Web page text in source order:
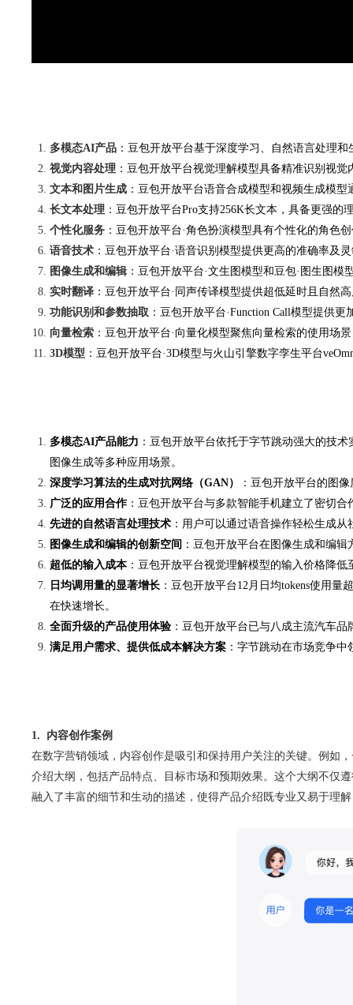
多模态AI产品 ：豆包开放平台基于深度学习、自然语言处理
视觉内容处理 ：豆包开放平台视觉理解模型具备精准识别视
文本和图片生成 ：豆包开放平台语音合成模型和视频生成模
长文本处理 ：豆包开放平台Pro支持256K长文本，具备更强
个性化服务 ：豆包开放平台·角色扮演模型具有个性化的角色
语音技术 ：豆包开放平台·语音识别模型提供更高的准确率及
图像生成和编辑 ：豆包开放平台·文生图模型和豆包·图生图
实时翻译 ：豆包开放平台·同声传译模型提供超低延时且自然
功能识别和参数抽取 ：豆包开放平台·Function Call模型提供
向量检索 ：豆包开放平台·向量化模型聚焦向量检索的使用场
3D模型 ：豆包开放平台·3D模型与火山引擎数字孪生平台
多模态AI产品能力 ：豆包开放平台依托于字节跳动强大的技
图像生成等多种应用场景。
深度学习算法的生成对抗网络（GAN）
：豆包开放平台的图
广泛的应用合作：豆包开放平台与多款智能手机建立了密切
先进的自然语言处理技术 ：用户可以通过语音操作轻松生成
图像生成和编辑的创新空间 ：豆包开放平台在图像生成和编
超低的输入成本：豆包开放平台视觉理解模型的输入价格降低
日均调用量的显著增长 ：豆包开放平台12月日均tokens使用
在快速增长。
全面升级的产品使用体验 ：豆包开放平台已与八成主流汽车
满足用户需求、提供低成本解决方案 ：字节跳动在市场竞争
1. 内容创作案例
在数字营销领域，内容创作是吸引和保持用户关注的关键。例
介绍大纲，包括产品特点、目标市场和预期效果。这个大纲不仅
融入了丰富的细节和生动的描述，使得产品介绍既专业又易于理